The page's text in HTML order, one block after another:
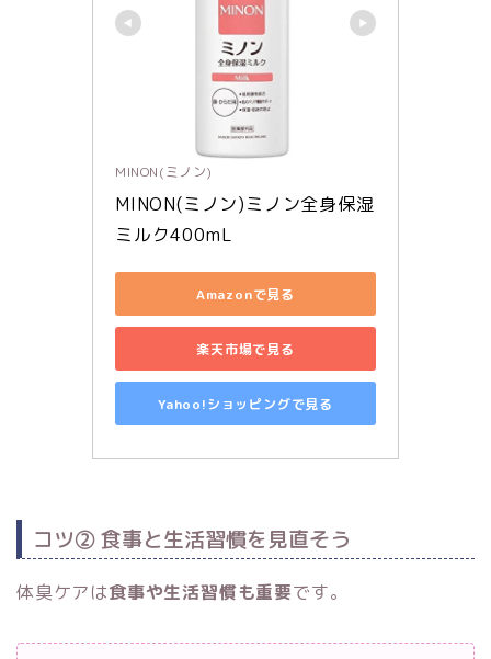
MINON(ミノン)
MINON(ミノン)ミノン全身保湿
ミルク400mL
Amazonで見る
楽天市場で見る
Yahoo!ショッピングで見る
コツ② 食事と生活習慣を見直そう
体臭ケアは食事や生活習慣も重要です。